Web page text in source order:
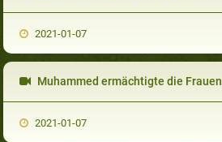
2021-01-07
Muhammed ermächtigte die Frauen
2021-01-07